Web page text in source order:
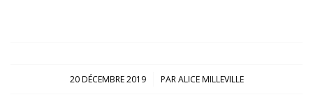
20 DÉCEMBRE 2019
/ PARALICE MILLEVILLE